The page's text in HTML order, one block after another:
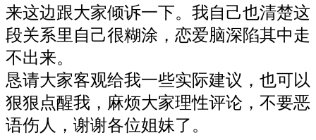
来这边跟大家倾诉一下。我自己也清楚这
段关系里自己很糊涂，恋爱脑深陷其中走
不出来。
恳请大家客观给我一些实际建议，也可以
狠狠点醒我，麻烦大家理性评论，不要恶
语伤人，谢谢各位姐妹了。